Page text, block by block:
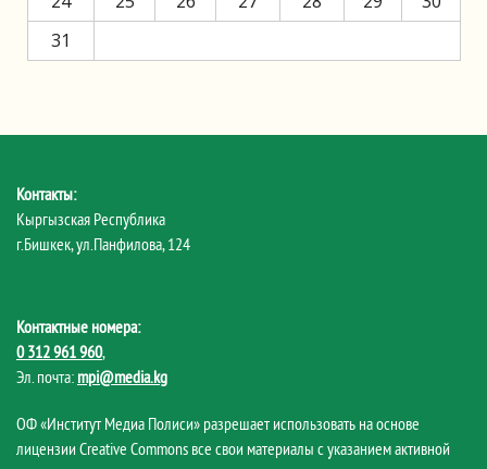
31
Контакты:
Кыргызская Республика
г.Бишкек, ул.Панфилова, 124
Контактные номера:
0 312 961 960,
Эл. почта: mpi@media.kg
ОФ «Институт Медиа Полиси» разрешает использовать на основе
лицензии Creative Commons все свои материалы с указанием активной